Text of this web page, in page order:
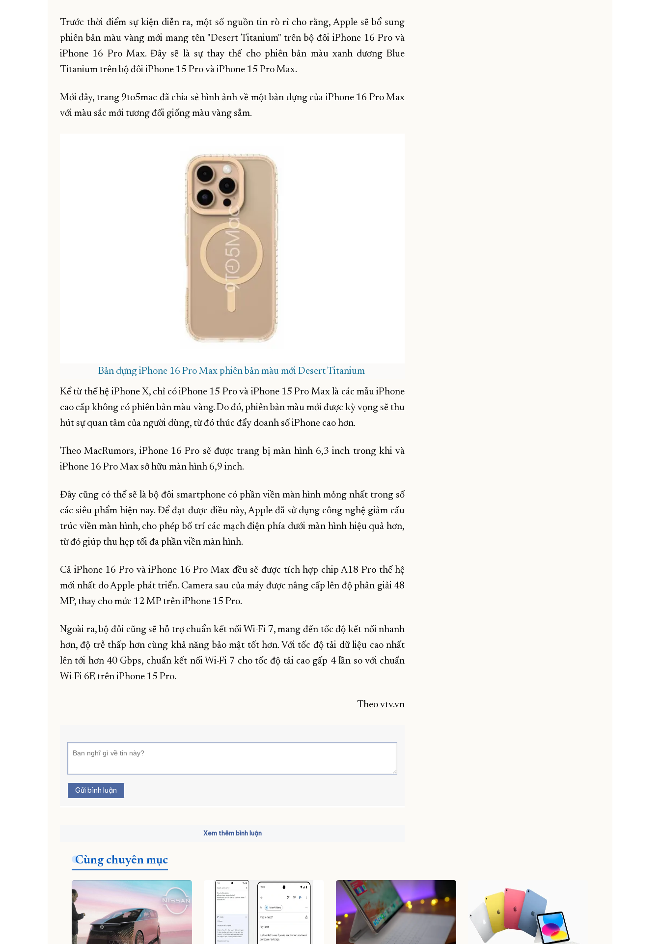
Trước thời điểm sự kiện diễn ra, một số nguồn tin rò rỉ cho rằng, Apple sẽ bổ sung
phiên bản màu vàng mới mang tên "Desert Titanium" trên bộ đôi iPhone 16 Pro và
iPhone 16 Pro Max. Đây sẽ là sự thay thế cho phiên bản màu xanh dương Blue
Titanium trên bộ đôi iPhone 15 Pro và iPhone 15 Pro Max.
Mới đây, trang 9to5mac đã chia sẻ hình ảnh về một bản dựng của iPhone 16 Pro Max
với màu sắc mới tương đối giống màu vàng sẫm.
Bản dựng iPhone 16 Pro Max phiên bản màu mới Desert Titanium
Kể từ thế hệ iPhone X, chỉ có iPhone 15 Pro và iPhone 15 Pro Max là các mẫu iPhone
cao cấp không có phiên bản màu vàng. Do đó, phiên bản màu mới được kỳ vọng sẽ thu
hút sự quan tâm của người dùng, từ đó thúc đẩy doanh số iPhone cao hơn.
Theo MacRumors, iPhone 16 Pro sẽ được trang bị màn hình 6,3 inch trong khi và
iPhone 16 Pro Max sở hữu màn hình 6,9 inch.
Đây cũng có thể sẽ là bộ đôi smartphone có phần viền màn hình mỏng nhất trong số
các siêu phẩm hiện nay. Để đạt được điều này, Apple đã sử dụng công nghệ giảm cấu
trúc viền màn hình, cho phép bố trí các mạch điện phía dưới màn hình hiệu quả hơn,
từ đó giúp thu hẹp tối đa phần viền màn hình.
Cả iPhone 16 Pro và iPhone 16 Pro Max đều sẽ được tích hợp chip A18 Pro thế hệ
mới nhất do Apple phát triển. Camera sau của máy được nâng cấp lên độ phân giải 48
MP, thay cho mức 12 MP trên iPhone 15 Pro.
Ngoài ra, bộ đôi cũng sẽ hỗ trợ chuẩn kết nối Wi-Fi 7, mang đến tốc độ kết nối nhanh
hơn, độ trễ thấp hơn cùng khả năng bảo mật tốt hơn. Với tốc độ tải dữ liệu cao nhất
lên tới hơn 40 Gbps, chuẩn kết nối Wi-Fi 7 cho tốc độ tải cao gấp 4 lần so với chuẩn
Wi-Fi 6E trên iPhone 15 Pro.
Theo vtv.vn
Gửi bình luận
Xem thêm bình luận
Cùng chuyên mục